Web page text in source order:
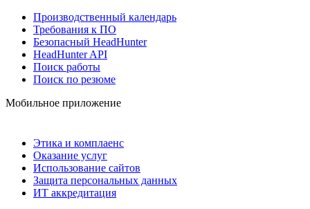
Производственный календарь
Требования к ПО
Безопасный HeadHunter
HeadHunter API
Поиск работы
Поиск по резюме
Мобильное приложение
Этика и комплаенс
Оказание услуг
Использование сайтов
Защита персональных данных
ИТ аккредитация